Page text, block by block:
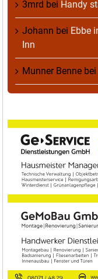
3mrd bei Handy
Johann bei Ebbe
Inn
Munner Benne bei